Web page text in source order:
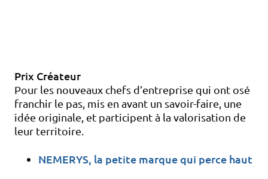
Prix Créateur
Pour les nouveaux chefs d’entreprise qui ont osé
franchir le pas, mis en avant un savoir-faire, une
idée originale, et participent à la valorisation de
leur territoire.
NEMERYS, la petite marque qui perce haut